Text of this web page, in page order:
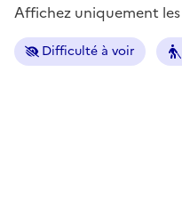
Affichez uniquement
Difficulté à voir